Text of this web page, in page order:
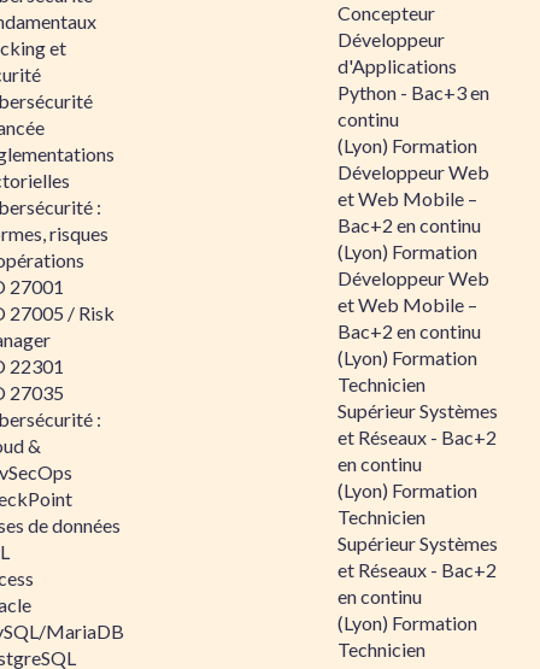
et
:
risques
27001
27005 / Risk
22301
27035
:
&
de données
MariaDB
Concepteur
Développeur
d'Applications
Python - Bac+3 en
continu
(Lyon) Formation
Développeur Web
et Web Mobile –
Bac+2 en continu
(Lyon) Formation
Développeur Web
et Web Mobile –
Bac+2 en continu
(Lyon) Formation
Technicien
Supérieur Systèmes
et Réseaux - Bac+2
en continu
(Lyon) Formation
Technicien
Supérieur Systèmes
et Réseaux - Bac+2
en continu
(Lyon) Formation
Technicien